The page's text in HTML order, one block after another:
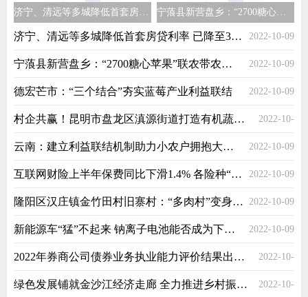
济宁、清远等多城降低首套房贷利率 已降至3.7%以下 宁蒗县新营盘乡：“2700糖心苹果”联农带农促增收
济宁、清远等多城降低首套房贷利率 已降至3.7%以下 2022-10-09
宁蒗县新营盘乡：“2700糖心苹果”联农带农促增收 2022-10-09
德宏芒市：“三个结合”夯实蓝莓产业利益联结 2022-10-09
村企共赢！昆明市盘龙区滇源街道打造有机蔬菜基地助力农民增收 2022-10-
09
云南：建立利益联结机制助力小农户拥抱大市场 2022-10-09
互联网财险上半年保费同比下滑1.4% 各险种“此消彼长” 2022-10-09
隆阳区汉庄镇金竹田村旧寨村：“多肉村”变身网红打卡点 2022-10-09
新能源车“猛”不起来 钠离子电池能否成为下一个风口？ 2022-10-09
2022年券商公司债券业务执业能力评价结果出炉 中小券商登顶 2022-10-
09
绿色发展铺就金沙江经济走廊 全力推进乡村振兴示范区“2+6”示范点建 2022-10-